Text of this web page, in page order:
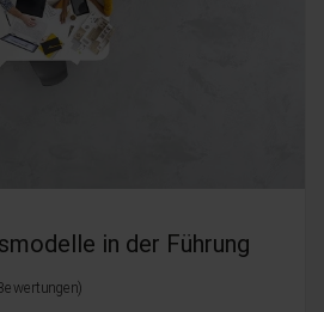
in der Führung